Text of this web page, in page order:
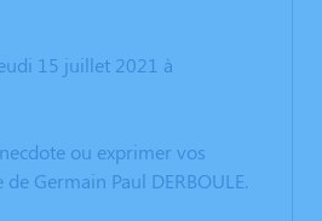
15 juillet 2021 à
ou exprimer vos
Germain Paul DERBOULE.